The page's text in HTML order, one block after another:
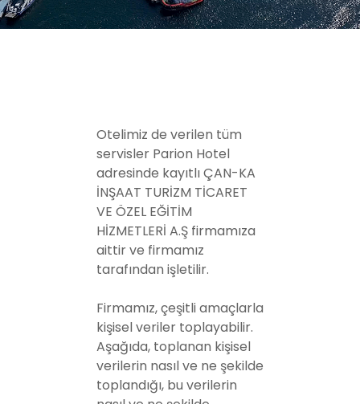
Otelimiz de verilen tüm
servisler Parion Hotel
adresinde kayıtlı ÇAN-KA
İNŞAAT TURİZM TİCARET
VE ÖZEL EĞİTİM
HİZMETLERİ A.Ş firmamıza
aittir ve firmamız
tarafından işletilir.
Firmamız, çeşitli amaçlarla
kişisel veriler toplayabilir.
Aşağıda, toplanan kişisel
verilerin nasıl ve ne şekilde
toplandığı, bu verilerin